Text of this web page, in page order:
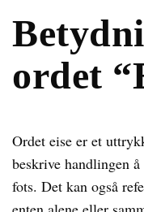
ordet
Ordet eise er et
beskrive handlingen
fots. Det kan også